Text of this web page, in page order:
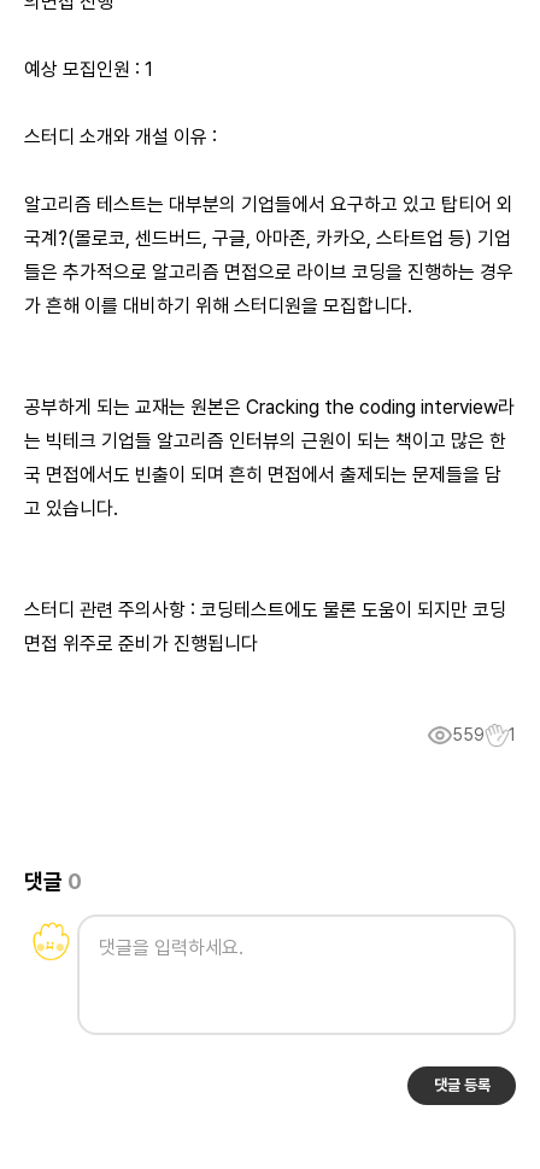
예상 모집인원 : 1
스터디 소개와 개설 이유 :
알고리즘 테스트는 대부분의 기업들에서 요구하고 있고 탑티어 외
국계?(몰로코, 센드버드, 구글, 아마존, 카카오, 스타트업 등) 기업
들은 추가적으로 알고리즘 면접으로 라이브 코딩을 진행하는 경우
가 흔해 이를 대비하기 위해 스터디원을 모집합니다.
공부하게 되는 교재는 원본은 Cracking the coding interview라
는 빅테크 기업들 알고리즘 인터뷰의 근원이 되는 책이고 많은 한
국 면접에서도 빈출이 되며 흔히 면접에서 출제되는 문제들을 담
고 있습니다.
스터디 관련 주의사항 : 코딩테스트에도 물론 도움이 되지만 코딩
면접 위주로 준비가 진행됩니다
559 1
댓글 0
댓글 등록